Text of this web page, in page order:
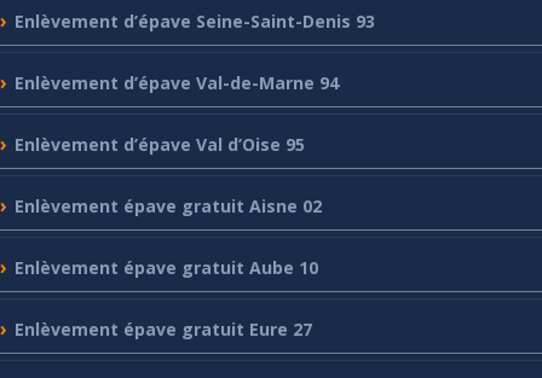
Enlèvement d’épave Seine-Saint-Denis 93
Enlèvement d’épave Val-de-Marne 94
Enlèvement d’épave Val d’Oise 95
Enlèvement épave gratuit Aisne 02
Enlèvement épave gratuit Aube 10
Enlèvement épave gratuit Eure 27